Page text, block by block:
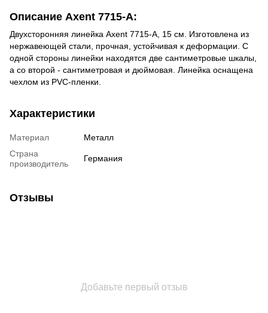
Описание Axent 7715-A:
Двухсторонняя линейка Axent 7715-A, 15 см. Изготовлена из
нержавеющей стали, прочная, устойчивая к деформации. С
одной стороны линейки находятся две сантиметровые шкалы,
а со второй - сантиметровая и дюймовая. Линейка оснащена
чехлом из PVC-пленки.
Характеристики
Материал
Металл
Страна
производитель
Германия
Отзывы
Добавьте первый отзыв